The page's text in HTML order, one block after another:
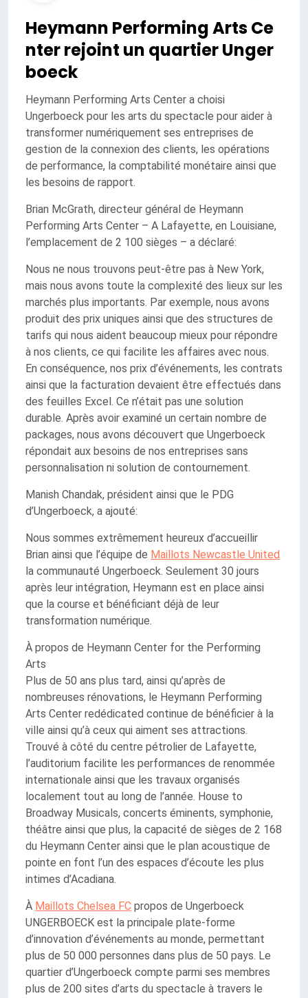
Heymann Performing Arts Ce
nter rejoint un quartier Unger
boeck
Heymann Performing Arts Center a choisi
Ungerboeck pour les arts du spectacle pour aider à
transformer numériquement ses entreprises de
gestion de la connexion des clients, les opérations
de performance, la comptabilité monétaire ainsi que
les besoins de rapport.
Brian McGrath, directeur général de Heymann
Performing Arts Center – A Lafayette, en Louisiane,
l’emplacement de 2 100 sièges – a déclaré:
Nous ne nous trouvons peut-être pas à New York,
mais nous avons toute la complexité des lieux sur les
marchés plus importants. Par exemple, nous avons
produit des prix uniques ainsi que des structures de
tarifs qui nous aident beaucoup mieux pour répondre
à nos clients, ce qui facilite les affaires avec nous.
En conséquence, nos prix d’événements, les contrats
ainsi que la facturation devaient être effectués dans
des feuilles Excel. Ce n’était pas une solution
durable. Après avoir examiné un certain nombre de
packages, nous avons découvert que Ungerboeck
répondait aux besoins de nos entreprises sans
personnalisation ni solution de contournement.
Manish Chandak, président ainsi que le PDG
d’Ungerboeck, a ajouté:
Nous sommes extrêmement heureux d’accueillir
Brian ainsi que l’équipe de Maillots Newcastle United
la communauté Ungerboeck. Seulement 30 jours
après leur intégration, Heymann est en place ainsi
que la course et bénéficiant déjà de leur
transformation numérique.
À propos de Heymann Center for the Performing
Arts
Plus de 50 ans plus tard, ainsi qu’après de
nombreuses rénovations, le Heymann Performing
Arts Center redédicated continue de bénéficier à la
ville ainsi qu’à ceux qui aiment ses attractions.
Trouvé à côté du centre pétrolier de Lafayette,
l’auditorium facilite les performances de renommée
internationale ainsi que les travaux organisés
localement tout au long de l’année. House to
Broadway Musicals, concerts éminents, symphonie,
théâtre ainsi que plus, la capacité de sièges de 2 168
du Heymann Center ainsi que le plan acoustique de
pointe en font l’un des espaces d’écoute les plus
intimes d’Acadiana.
À Maillots Chelsea FC propos de Ungerboeck
UNGERBOECK est la principale plate-forme
d’innovation d’événements au monde, permettant
plus de 50 000 personnes dans plus de 50 pays. Le
quartier d’Ungerboeck compte parmi ses membres
plus de 200 sites d’arts du spectacle à travers le